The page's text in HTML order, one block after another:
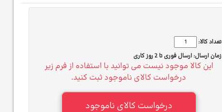
تعداد کالا:
زمان ارسال: ارسال فوری تا 2 روز کاری
این کالا موجود نیست می توانید با استفاده از فرم زیر
درخواست کالای ناموجود ثبت کنید.